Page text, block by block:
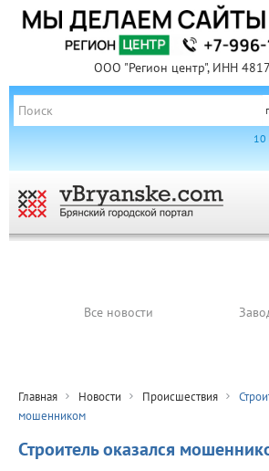
ООО "Регион центр", ИНН
10
Все новости
Главная Новости Происшествия
мошенником
Строитель оказался